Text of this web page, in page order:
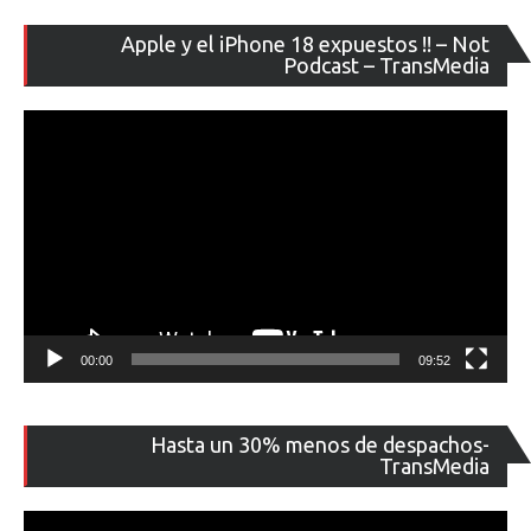
Apple y el iPhone 18 expuestos !! – Not
Podcast – TransMedia
de
00:00 09:52
Hasta un 30% menos de despachos-
TransMedia
de